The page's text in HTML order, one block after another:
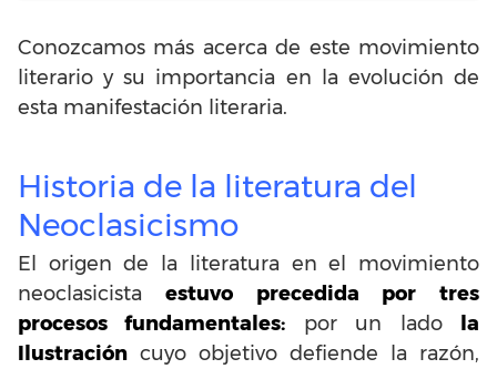
Conozcamos más acerca de este movimiento
literario y su importancia en la evolución de
esta manifestación literaria.
Historia de la literatura del
Neoclasicismo
El origen de la literatura en el movimiento
neoclasicista estuvo precedida por tres
procesos fundamentales: por un lado
la
Ilustración cuyo objetivo defiende la razón,